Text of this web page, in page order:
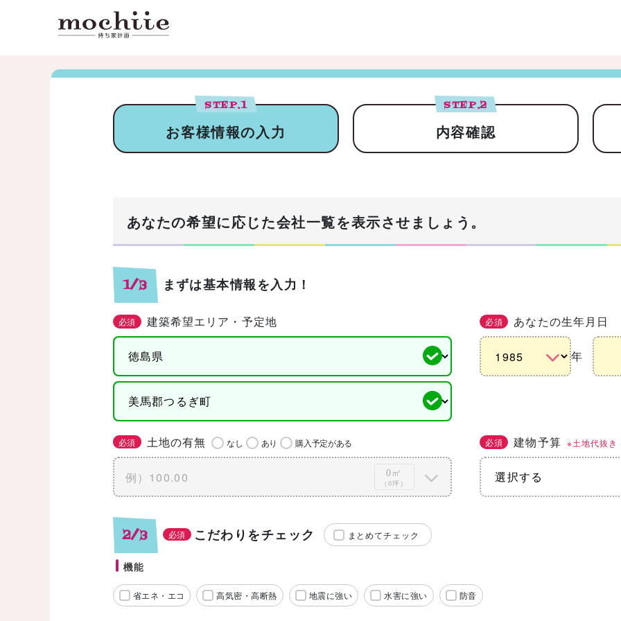
STEP.1
お客様情報の入力
STEP.2
内容確認
あなたの希望に応じた会社一覧を表示させましょう。
1/3 まずは基本情報を入力！
必須 建築希望エリア・予定地 必須 あなたの生年月日
年
必須 土地の有無 なし あり 購入予定がある
0㎡
（0坪）
必須 建物予算 ※土地代抜き
2/3 必須 こだわりをチェック まとめてチェック
機能
省エネ・エコ 高気密・高断熱 地震に強い 水害に強い 防音